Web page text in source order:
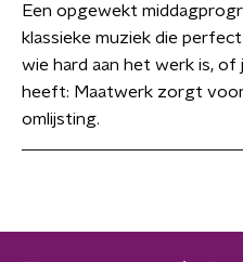
Een opgewekt
klassieke muziek die
wie hard aan het werk is,
heeft: Maatwerk zorgt
omlijsting.